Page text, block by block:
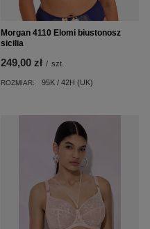
Morgan 4110 Elomi biustonosz
sicilia
249,00 zł / szt.
ROZMIAR: 95K / 42H (UK)